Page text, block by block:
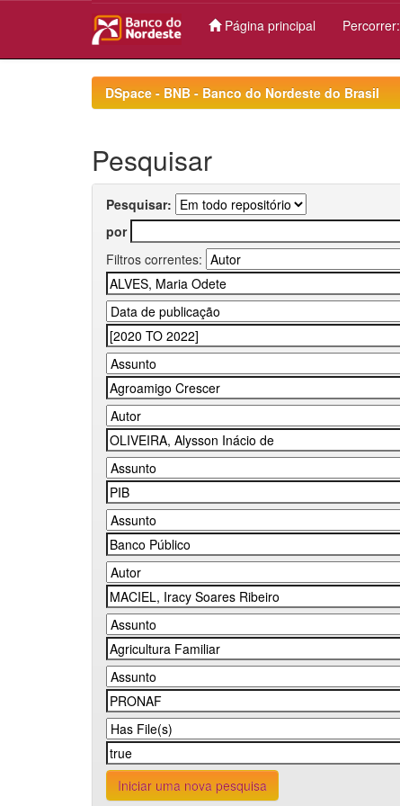
Página principal Percorrer:
DSpace - BNB - Banco do Nordeste do Brasil
Pesquisar
Pesquisar:
por
Filtros correntes:
Iniciar uma nova pesquisa